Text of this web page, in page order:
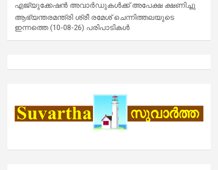
എജ്യുക്കേഷൻ അവാർഡുകൾക്ക് അപേക്ഷ ക്ഷണിച്ചു
ആഭ്യന്തരമന്ത്രി ശ്രീ രമേശ് ചെന്നിത്തലയുടെ
ഇന്നത്തെ (10-08-26) പരിപാടികൾ